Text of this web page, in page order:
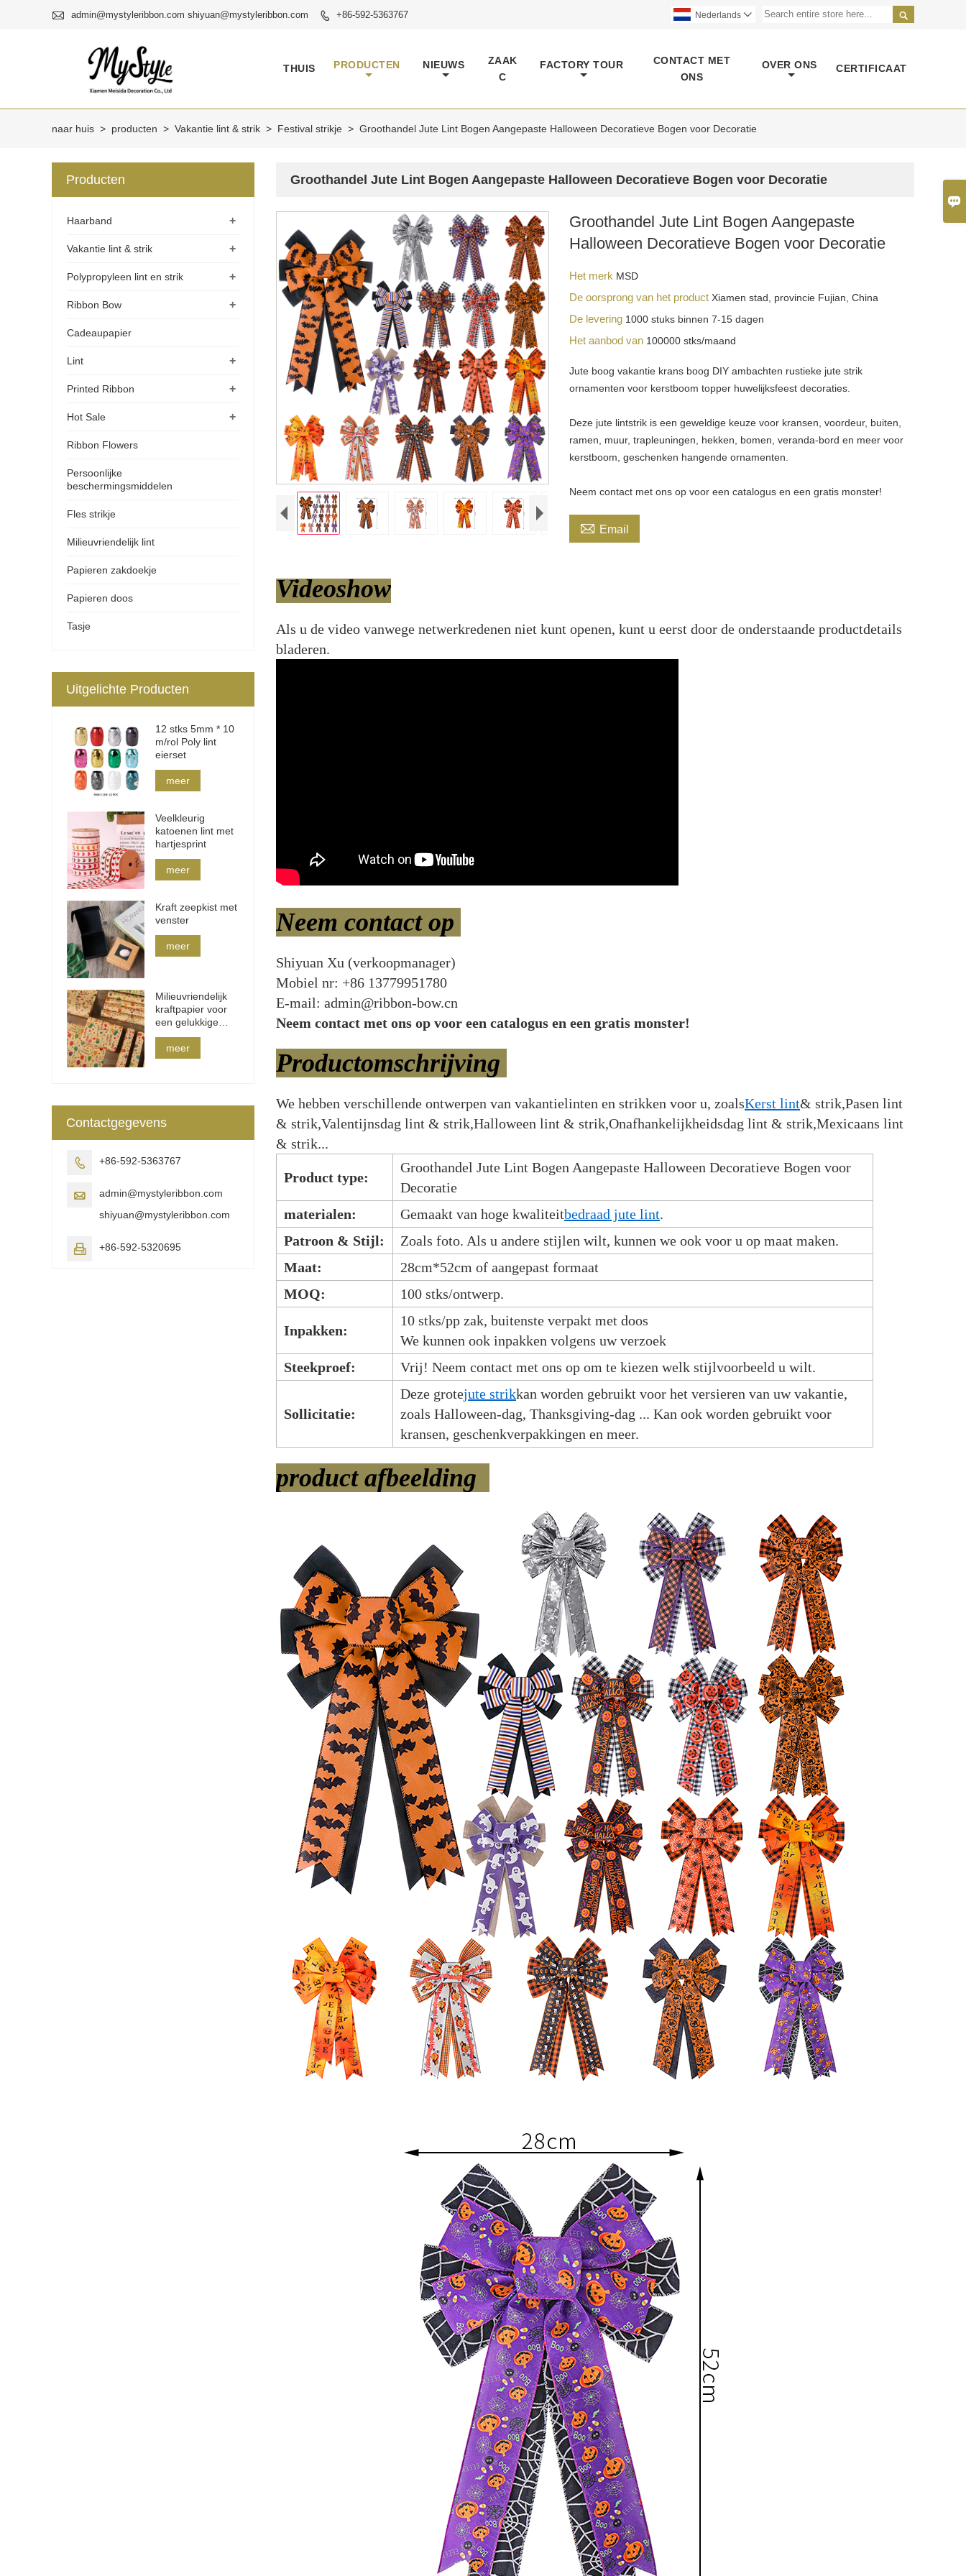

 admin@mystyleribbon.com shiyuan@mystyleribbon.com  +86-592-5363767 
Nederlands 
THUIS PRODUCTEN NIEUWS
ZAAK
C
FACTORY TOUR
CONTACT MET
ONS
OVER ONS CERTIFICAAT
naar huis > producten > Vakantie lint & strik > Festival strikje > Groothandel Jute Lint Bogen Aangepaste Halloween Decoratieve Bogen voor Decoratie
Groothandel Jute Lint Bogen Aangepaste Halloween Decoratieve Bogen voor Decoratie
Groothandel Jute Lint Bogen Aangepaste
Halloween Decoratieve Bogen voor Decoratie
Het merk MSD
De oorsprong van het productXiamen stad, provincie Fujian, China
De levering 1000 stuks binnen 7-15 dagen
Het aanbod van 100000 stks/maand
Jute boog vakantie krans boog DIY ambachten rustieke jute strik
ornamenten voor kerstboom topper huwelijksfeest decoraties.
Deze jute lintstrik is een geweldige keuze voor kransen, voordeur, buiten,
ramen, muur, trapleuningen, hekken, bomen, veranda-bord en meer voor
kerstboom, geschenken hangende ornamenten.
Neem contact met ons op voor een catalogus en een gratis monster!
 Email
Videoshow
Als u de video vanwege netwerkredenen niet kunt openen, kunt u eerst door de onderstaande productdetails
bladeren.
Neem contact op
Shiyuan Xu (verkoopmanager)
Mobiel nr: +86 13779951780
E-mail: admin@ribbon-bow.cn
Neem contact met ons op voor een catalogus en een gratis monster!
Productomschrijving
We hebben verschillende ontwerpen van vakantielinten en strikken voor u, zoalsKerst lint& strik,Pasen lint
& strik,Valentijnsdag lint & strik,Halloween lint & strik,Onafhankelijkheidsdag lint & strik,Mexicaans lint
& strik...
Product type:
Groothandel Jute Lint Bogen Aangepaste Halloween Decoratieve Bogen voor
Decoratie
materialen:
Gemaakt van hoge kwaliteitbedraad jute lint.
Patroon & Stijl:
Zoals foto. Als u andere stijlen wilt, kunnen we ook voor u op maat maken.
Maat:
28cm*52cm of aangepast formaat
MOQ:
100 stks/ontwerp.
Inpakken:
10 stks/pp zak, buitenste verpakt met doos
We kunnen ook inpakken volgens uw verzoek
Steekproef:
Vrij! Neem contact met ons op om te kiezen welk stijlvoorbeeld u wilt.
Sollicitatie:
Deze grotejute strikkan worden gebruikt voor het versieren van uw vakantie,
zoals Halloween-dag, Thanksgiving-dag ... Kan ook worden gebruikt voor
kransen, geschenkverpakkingen en meer.
product afbeelding
Producten
+
Haarband
+
Vakantie lint & strik
+
Polypropyleen lint en strik
+
Ribbon Bow
Cadeaupapier
+
Lint
+
Printed Ribbon
+
Hot Sale
Ribbon Flowers
Persoonlijke
beschermingsmiddelen
Fles strikje
Milieuvriendelijk lint
Papieren zakdoekje
Papieren doos
Tasje
Uitgelichte Producten
12 stks 5mm * 10
m/rol Poly lint
eierset
meer
Veelkleurig
katoenen lint met
hartjesprint
meer
Kraft zeepkist met
venster
meer
Milieuvriendelijk
kraftpapier voor
een gelukkige
verjaardag
meer
Contactgegevens
 +86-592-5363767

admin@mystyleribbon.com
shiyuan@mystyleribbon.com
 +86-592-5320695